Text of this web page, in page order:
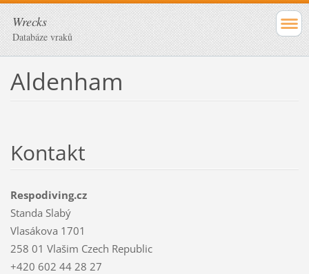
Wrecks
Databáze vraků
Aldenham
Kontakt
Respodiving.cz
Standa Slabý
Vlasákova 1701
258 01 Vlašim Czech Republic
+420 602 44 28 27